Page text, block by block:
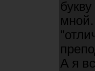
А я